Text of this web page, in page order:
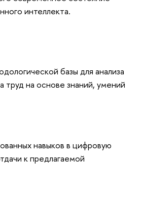
интеллекта.
базы для анализа
труд на основе знаний, умений
навыков в цифровую
к предлагаемой